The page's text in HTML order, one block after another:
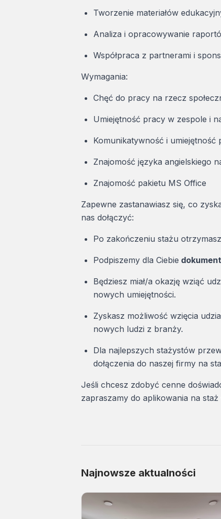
Tworzenie materiałów
Analiza i opracowywanie
Współpraca z partnerami i
Wymagania:
Chęć do pracy na rzecz
Umiejętność pracy w zespole i
Komunikatywność i umiejętność
Znajomość języka angielskiego
Znajomość pakietu MS Office
Zapewne zastanawiasz się, co
nas dołączyć:
Po zakończeniu stażu otrzymasz
Podpiszemy dla Ciebie
Będziesz miał/a okazję wziąć
nowych umiejętności.
Zyskasz możliwość wzięcia
nowych ludzi z branży.
Dla najlepszych stażystów
dołączenia do naszej firmy na
Jeśli chcesz zdobyć cenne
zapraszamy do aplikowania na
Najnowsze aktualności